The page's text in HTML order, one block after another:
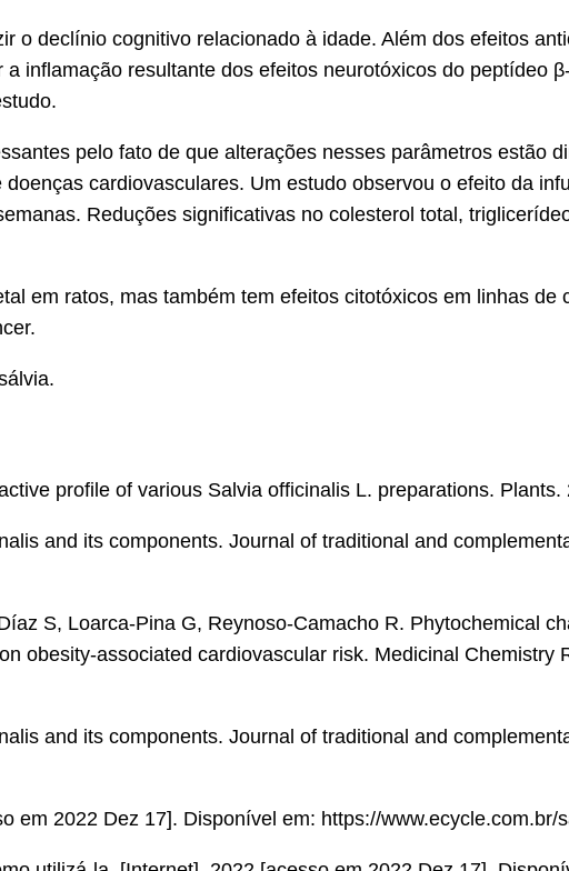
o declínio cognitivo relacionado à idade. Além dos efeitos
inflamação resultante dos efeitos neurotóxicos do peptídeo
pelo fato de que alterações nesses parâmetros estão
cardiovasculares. Um estudo observou o efeito da
Reduções significativas no colesterol total,
em ratos, mas também tem efeitos citotóxicos em linhas de
profile of various Salvia officinalis L. preparations. Plants.
and its components. Journal of traditional and
S, Loarca-Pina G, Reynoso-Camacho R. Phytochemical
obesity-associated cardiovascular risk. Medicinal Chemistry
and its components. Journal of traditional and
2022 Dez 17]. Disponível em: https://www.ecycle.com.br/